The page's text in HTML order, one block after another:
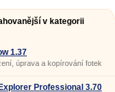
v kategorii
1.37
úprava a kopírování fotek
Professional 3.70